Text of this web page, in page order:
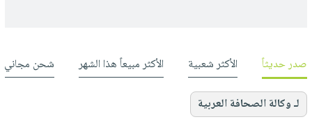
صدر حديثاً الأكثر شعبية الأكثر مبيعاً هذا الشهر شحن مجاني
لـ وكالة الصحافة العربية